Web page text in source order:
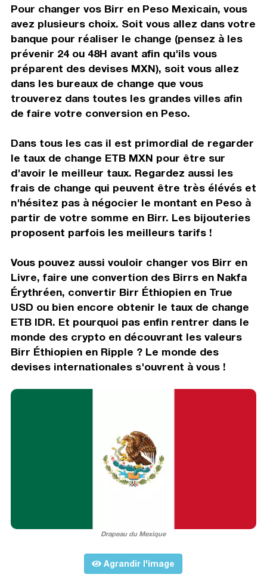
Pour changer vos Birr en Peso Mexicain, vous
avez plusieurs choix. Soit vous allez dans votre
banque pour réaliser le change (pensez à les
prévenir 24 ou 48H avant afin qu'ils vous
préparent des devises MXN), soit vous allez
dans les bureaux de change que vous
trouverez dans toutes les grandes villes afin
de faire votre conversion en Peso.
Dans tous les cas il est primordial de regarder
le taux de change ETB MXN pour être sur
d'avoir le meilleur taux. Regardez aussi les
frais de change qui peuvent être très élévés et
n'hésitez pas à négocier le montant en Peso à
partir de votre somme en Birr. Les bijouteries
proposent parfois les meilleurs tarifs !
Vous pouvez aussi vouloir changer vos Birr en
Livre, faire une convertion des Birrs en Nakfa
Érythréen, convertir Birr Éthiopien en True
USD ou bien encore obtenir le taux de change
ETB IDR. Et pourquoi pas enfin rentrer dans le
monde des crypto en découvrant les valeurs
Birr Éthiopien en Ripple ? Le monde des
devises internationales s'ouvrent à vous !
Drapeau du Mexique
Agrandir l'image